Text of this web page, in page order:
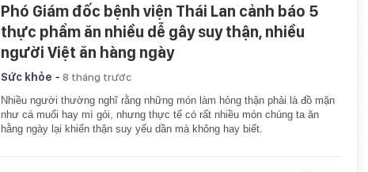
Phó Giám đốc bệnh viện Thái Lan cảnh báo 5
thực phẩm ăn nhiều dễ gây suy thận, nhiều
người Việt ăn hàng ngày
Sức khỏe - 8 tháng trước
Nhiều người thường nghĩ rằng những món làm hỏng thận phải là đồ mặn
như cá muối hay mì gói, nhưng thực tế có rất nhiều món chúng ta ăn
hằng ngày lại khiến thận suy yếu dần mà không hay biết.